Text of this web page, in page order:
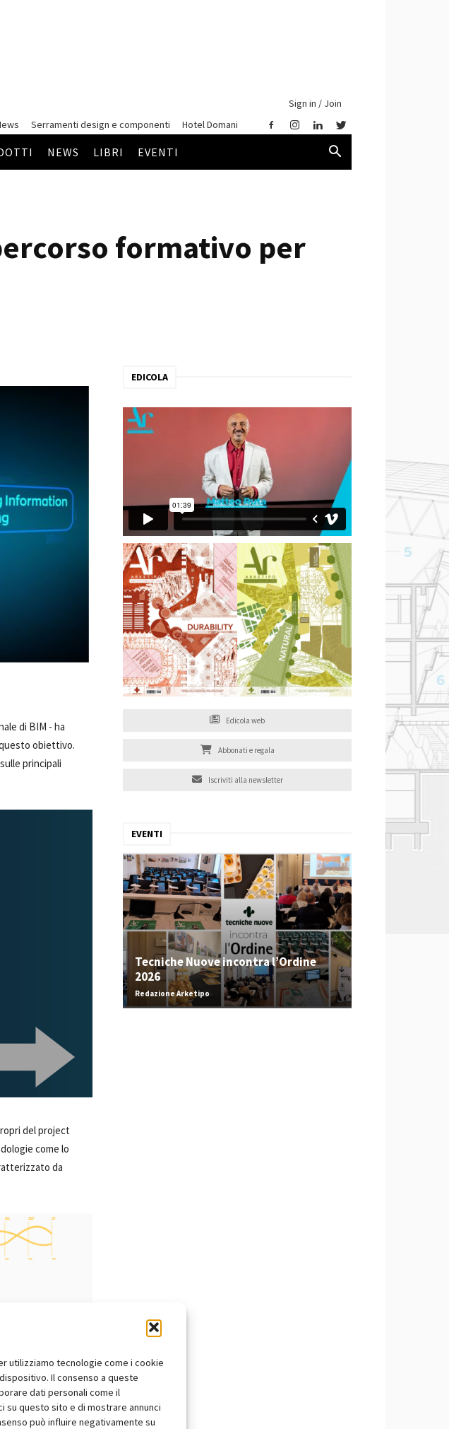
utilizziamo tecnologie come i cookie
Il consenso a queste
dati personali come il
su questo sito e di mostrare annunci
può influire negativamente su
Sign in / Join
Serramenti design e componenti Hotel Domani
NEWS LIBRI EVENTI
formativo per
di BIM - ha
obiettivo.
principali
del project
come lo
da
EDICOLA
Edicola web
Abbonati e regala
Iscriviti alla newsletter
EVENTI
Tecniche Nuove incontra l’Ordine
2026
Redazione Arketipo